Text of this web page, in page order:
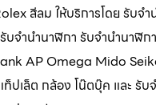
สีลม ให้บริการโดย รับจํา
บจำนำนาฬิกา รับจำนำนาฬิ
AP Omega Mido
ปเล็ต กล้อง โน๊ตบุ๊ค และ รับ